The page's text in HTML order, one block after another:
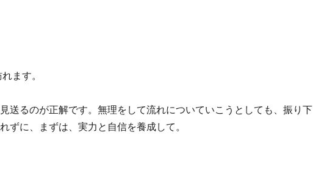
ます。
送るのが正解です。無理をして流れについていこうとしても、振り下
ずに、まずは、実力と自信を養成して。